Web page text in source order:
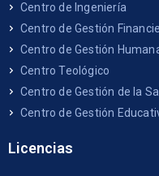
Centro de Ingeniería
Centro de Gestión
Centro de Gestión
Centro Teológico
Centro de Gestión de la
Centro de Gestión
Licencias